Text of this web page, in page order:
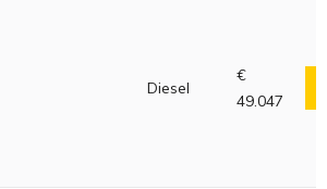
Diesel
€
49.047